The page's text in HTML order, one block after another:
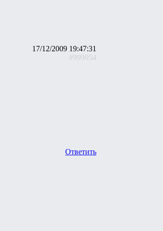
17/12/2009 19:47:31
#999054
Ответить